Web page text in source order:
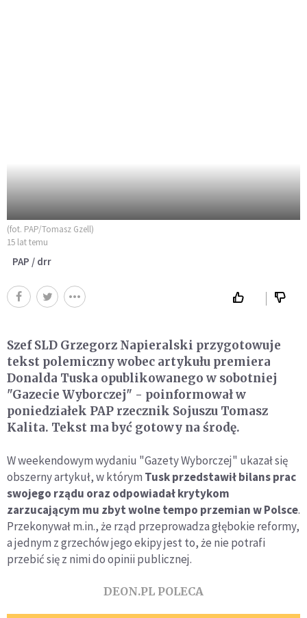
(fot. PAP/Tomasz Gzell)
15 lat temu
PAP / drr
Szef SLD Grzegorz Napieralski przygotowuje
tekst polemiczny wobec artykułu premiera
Donalda Tuska opublikowanego w sobotniej
"Gazecie Wyborczej" - poinformował w
poniedziałek PAP rzecznik Sojuszu Tomasz
Kalita. Tekst ma być gotowy na środę.
W weekendowym wydaniu "Gazety Wyborczej" ukazał się
obszerny artykuł, w którym Tusk przedstawił bilans prac
swojego rządu oraz odpowiadał krytykom
zarzucającym mu zbyt wolne tempo przemian w Polsce.
Przekonywał m.in., że rząd przeprowadza głębokie reformy,
a jednym z grzechów jego ekipy jest to, że nie potrafi
przebić się z nimi do opinii publicznej.
DEON.PL POLECA